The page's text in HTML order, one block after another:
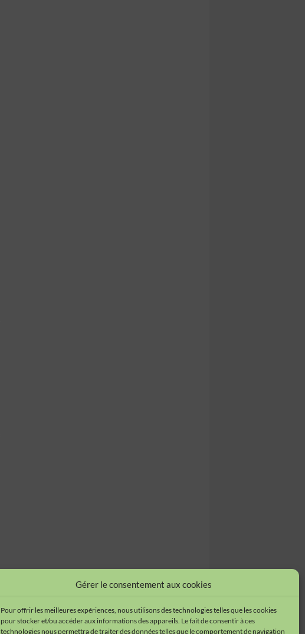
Gérer le consentement aux cookies
Pour offrir les meilleures expériences, nous utilisons des technologies telles que les cookies
pour stocker et/ou accéder aux informations des appareils. Le fait de consentir à ces
technologies nous permettra de traiter des données telles que le comportement de navigation